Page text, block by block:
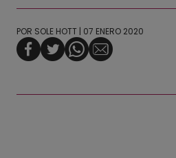
POR SOLE HOTT | 07 ENERO 2020